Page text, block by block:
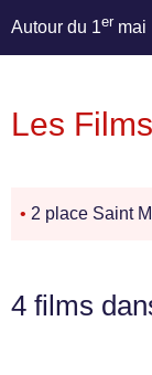
Autour du 1er mai
Les
• 2 place Saint
4 films